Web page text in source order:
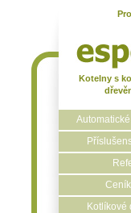
Kotelny s
Kotlíkové